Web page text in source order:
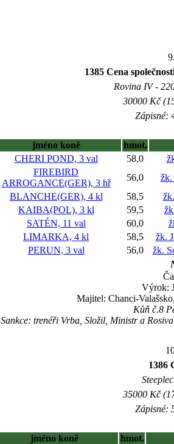
1385 Cena
Rovina IV -
30000 Kč
Zápisné:
jméno koně
hmot.
CHERI POND, 3 val 58,0
FIREBIRD
ARROGANCE(GER), 3 hř
56,0
žk.
BLANCHE(GER), 4 kl 58,5
KAIBA(POL), 3 kl 59,5
SATÉN, 11 val 60,0
LIMARKA, 4 kl 58,5
žk.
PERUN, 3 val 56,0
žk.
Výrok:
Majitel: Chanci-
Kůň č.8
Sankce: trenéři Vrba, Složil, Ministr a
1386
35000 Kč
Zápisné:
jméno koně
hmot.